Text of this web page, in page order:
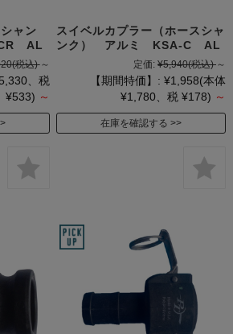
ャン
AL
(税込) ～
、税
¥533) ～
スイベルカプラー（ホースシャ
ンク） アルミ KSA-C AL
定価: ¥5,940(税込) ～
【期間特価】: ¥1,958(本体
¥1,780、税 ¥178) ～
在庫を確認する